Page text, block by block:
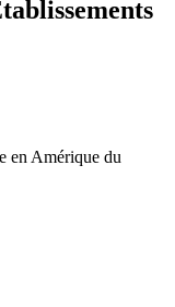
en Amérique du